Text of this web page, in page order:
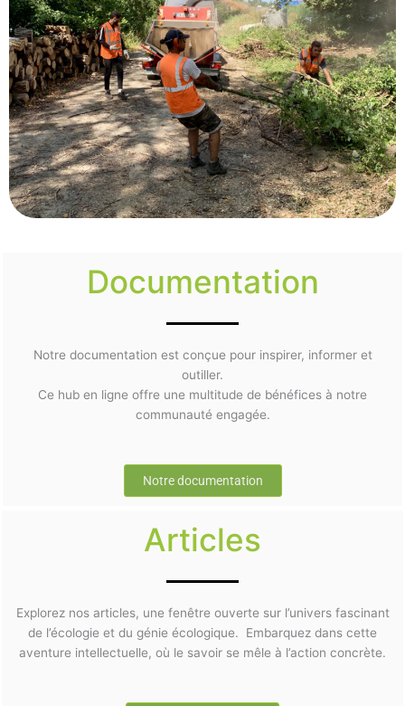
Documentation
Notre documentation est conçue pour inspirer, informer et
outiller.
Ce hub en ligne offre une multitude de bénéfices à notre
communauté engagée.
Notre documentation
Articles
Explorez nos articles, une fenêtre ouverte sur l’univers fascinant
de l’écologie et du génie écologique. Embarquez dans cette
aventure intellectuelle, où le savoir se mêle à l’action concrète.